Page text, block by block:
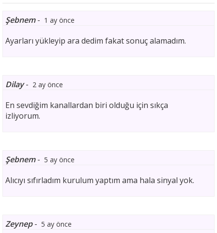
Şebnem- 1 ay önce
Ayarları yükleyip ara dedim fakat sonuç alamadım.
Dilay- 2 ay önce
En sevdiğim kanallardan biri olduğu için sıkça
izliyorum.
Şebnem- 5 ay önce
Alıcıyı sıfırladım kurulum yaptım ama hala sinyal yok.
Zeynep- 5 ay önce